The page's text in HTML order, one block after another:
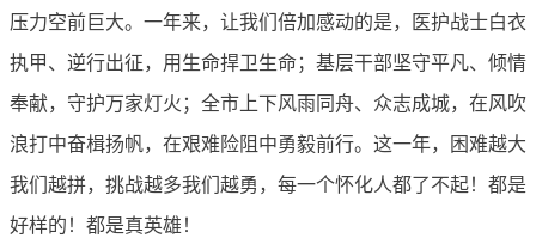
压力空前巨大。一年来，让我们倍加感动的是，医护战士白衣
执甲、逆行出征，用生命捍卫生命；基层干部坚守平凡、倾情
奉献，守护万家灯火；全市上下风雨同舟、众志成城，在风吹
浪打中奋楫扬帆，在艰难险阻中勇毅前行。这一年，困难越大
我们越拼，挑战越多我们越勇，每一个怀化人都了不起！都是
好样的！都是真英雄！